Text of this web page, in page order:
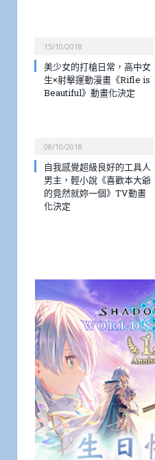
15/10/2018
美少女的打槍日常，高中女
生×射擊運動漫畫《Rifle is
Beautiful》動畫化決定
08/10/2018
自我感覺超級良好的工具人
男主，輕小說《喜歡本大爺
的竟然就妳一個》TV動畫
化決定